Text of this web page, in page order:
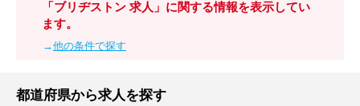
「ブリヂストン 求人」に関する情報を表示してい
ます。
→他の条件で探す
都道府県から求人を探す